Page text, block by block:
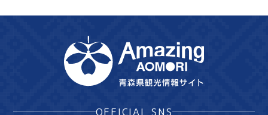
OFFICIAL SNS